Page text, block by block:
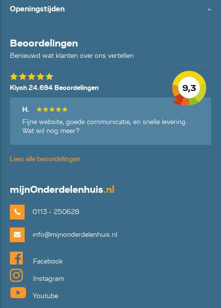
Openingstijden
Beoordelingen
Benieuwd wat klanten over ons vertellen
9,3
Kiyoh 24.694 Beoordelingen
H.
Fijne website, goede communicatie, en snelle levering.
Wat wil nog meer?
Lees alle beoordelingen
mijnOnderdelenhuis.nl
0113 - 250628
info@mijnonderdelenhuis.nl
Facebook
Instagram
Youtube